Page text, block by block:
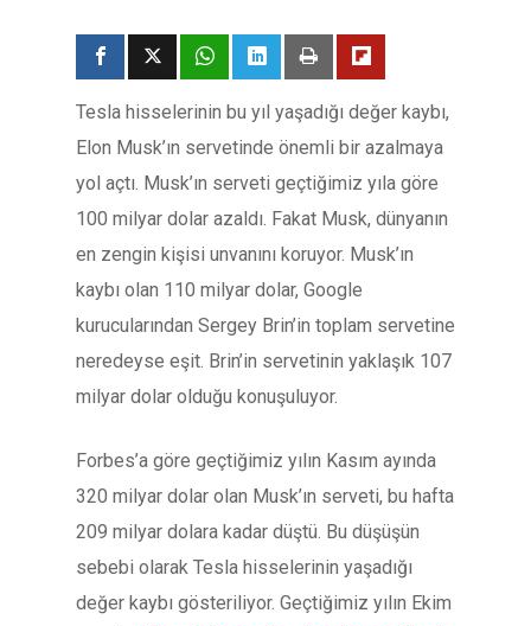
Tesla hisselerinin bu yıl yaşadığı değer kaybı,
Elon Musk’ın servetinde önemli bir azalmaya
yol açtı. Musk’ın serveti geçtiğimiz yıla göre
100 milyar dolar azaldı. Fakat Musk, dünyanın
en zengin kişisi unvanını koruyor. Musk’ın
kaybı olan 110 milyar dolar, Google
kurucularından Sergey Brin’in toplam servetine
neredeyse eşit. Brin’in servetinin yaklaşık 107
milyar dolar olduğu konuşuluyor.
Forbes’a göre geçtiğimiz yılın Kasım ayında
320 milyar dolar olan Musk’ın serveti, bu hafta
209 milyar dolara kadar düştü. Bu düşüşün
sebebi olarak Tesla hisselerinin yaşadığı
değer kaybı gösteriliyor. Geçtiğimiz yılın Ekim